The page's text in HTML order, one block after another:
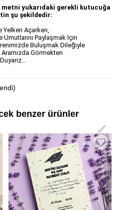
yukarıdaki gerekli kutucuğa
şu şekildedir:
Yelken Açarken,
Umutlarını Paylaşmak İçin
Buluşmak Dileğiyle
Görmekten
benzer ürünler